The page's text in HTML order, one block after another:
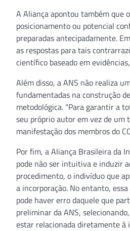
A Aliança apontou também que
posicionamento ou potencial
preparadas antecipadamente.
as respostas para tais
científico baseado em
Além disso, a ANS não realiza
fundamentadas na construção
metodológica. “Para garantir a
seu próprio autor em vez de um
manifestação dos membros do
Por fim, a Aliança Brasileira da
pode não ser intuitiva e induzir
procedimento, o indivíduo que
a incorporação. No entanto,
pode haver erro daquele que
preliminar da ANS,
estar relacionada diretamente à